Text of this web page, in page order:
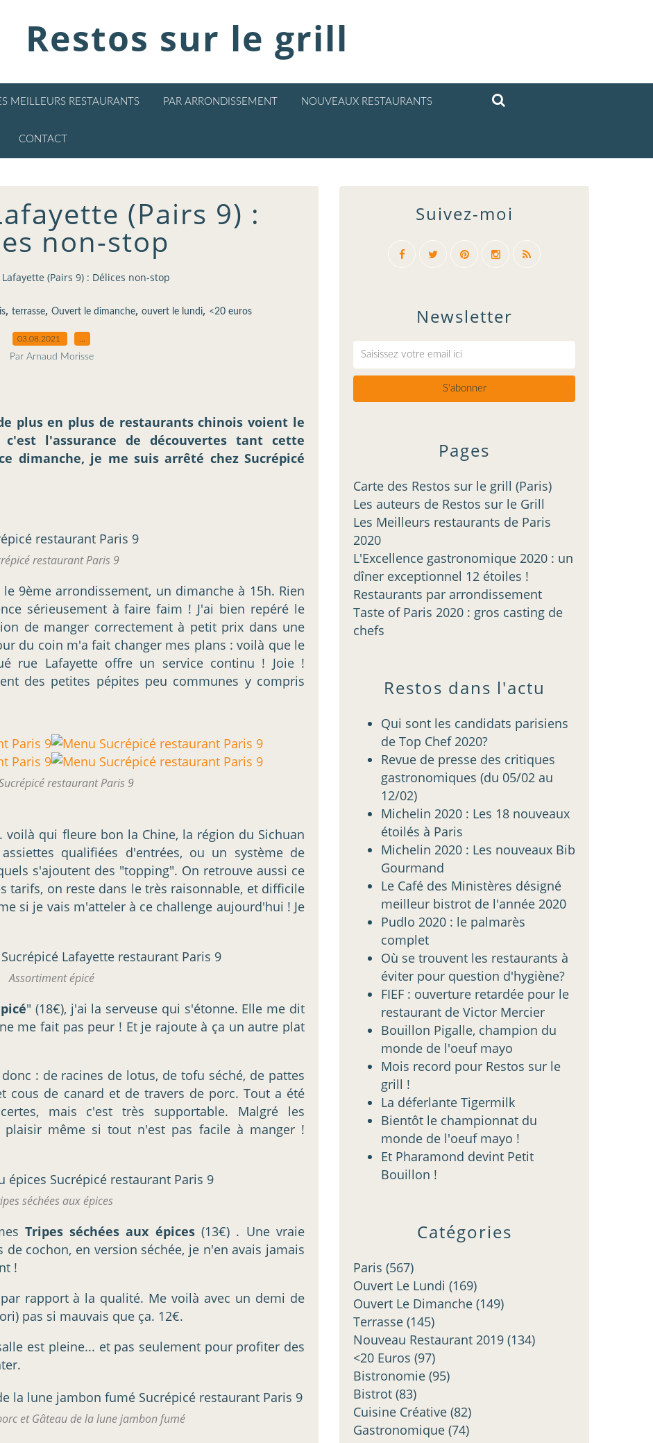
Restos sur le grill
MEILLEURS RESTAURANTS PAR ARRONDISSEMENT NOUVEAUX RESTAURANTS
CONTACT
(Pairs 9) :
non-stop
(Pairs 9) : Délices non-stop
, terrasse, Ouvert le dimanche, ouvert le lundi, <20 euros
03.08.2021
Par Arnaud Morisse
plus en plus de restaurants chinois voient le
l'assurance de découvertes tant cette
dimanche, je me suis arrêté chez Sucrépicé
restaurant Paris 9
9ème arrondissement, un dimanche à 15h. Rien
sérieusement à faire faim ! J'ai bien repéré le
de manger correctement à petit prix dans une
du coin m'a fait changer mes plans : voilà que le
rue Lafayette offre un service continu ! Joie !
des petites pépites peu communes y compris
restaurant Paris 9
voilà qui fleure bon la Chine, la région du Sichuan
qualifiées d'entrées, ou un système de
s'ajoutent des "topping". On retrouve aussi ce
tarifs, on reste dans le très raisonnable, et difficile
si je vais m'atteler à ce challenge aujourd'hui ! Je
Assortiment épicé
" (18€), j'ai la serveuse qui s'étonne. Elle me dit
me fait pas peur ! Et je rajoute à ça un autre plat
: de racines de lotus, de tofu séché, de pattes
cous de canard et de travers de porc. Tout a été
mais c'est très supportable. Malgré les
même si tout n'est pas facile à manger !
séchées aux épices
Tripes séchées aux épices(13€) . Une vraie
cochon, en version séchée, je n'en avais jamais
!
rapport à la qualité. Me voilà avec un demi de
pas si mauvais que ça. 12€.
est pleine... et pas seulement pour profiter des
et Gâteau de la lune jambon fumé
Newsletter
Catégories
Paris (567)
Ouvert Le Lundi (169)
Ouvert Le Dimanche (149)
Terrasse (145)
Nouveau Restaurant 2019 (134)
<20 Euros (97)
Bistronomie (95)
Bistrot (83)
Cuisine Créative (82)
Gastronomique (74)
Pages
Carte des Restos sur le grill (Paris)
Les auteurs de Restos sur le Grill
Les Meilleurs restaurants de Paris
2020
L'Excellence gastronomique 2020 : un
dîner exceptionnel 12 étoiles !
Restaurants par arrondissement
Taste of Paris 2020 : gros casting de
chefs
Suivez-moi
Restos dans l'actu
Qui sont les candidats parisiens
de Top Chef 2020?
Revue de presse des critiques
gastronomiques (du 05/02 au
12/02)
Michelin 2020 : Les 18 nouveaux
étoilés à Paris
Michelin 2020 : Les nouveaux Bib
Gourmand
Le Café des Ministères désigné
meilleur bistrot de l'année 2020
Pudlo 2020 : le palmarès
complet
Où se trouvent les restaurants à
éviter pour question d'hygiène?
FIEF : ouverture retardée pour le
restaurant de Victor Mercier
Bouillon Pigalle, champion du
monde de l'oeuf mayo
Mois record pour Restos sur le
grill !
La déferlante Tigermilk
Bientôt le championnat du
monde de l'oeuf mayo !
Et Pharamond devint Petit
Bouillon !